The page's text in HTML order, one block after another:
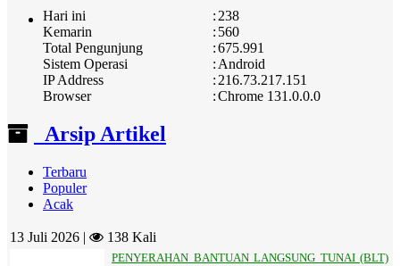
Hari ini : 238
Kemarin
: 560
Total Pengunjung
:675.991
Sistem Operasi
: Android
IP Address
: 216.73.217.151
Browser
:Chrome 131.0.0.0
Arsip Artikel
Terbaru
Populer
Acak
13 Juli 2026 | 138 Kali
PENYERAHAN BANTUAN LANGSUNG TUNAI (BLT)